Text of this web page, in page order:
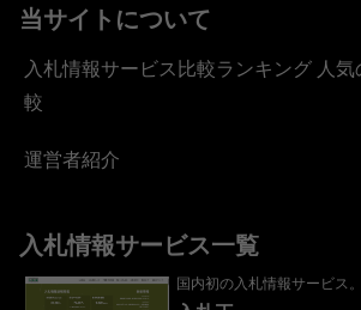
当サイトについて
入札情報サービス比較ランキング 人
較
運営者紹介
入札情報サービス一覧
国内初の入札情報サービス